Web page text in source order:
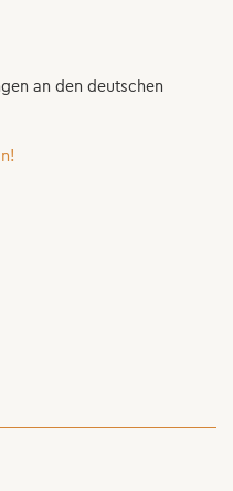
an den deutschen